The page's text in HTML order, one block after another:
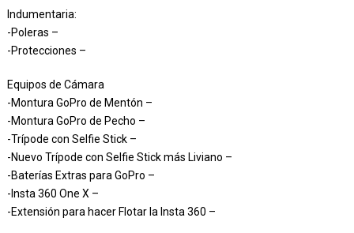
Indumentaria:
-Poleras –
-Protecciones –
Equipos de Cámara
-Montura GoPro de Mentón –
-Montura GoPro de Pecho –
-Trípode con Selfie Stick –
-Nuevo Trípode con Selfie Stick más Liviano –
-Baterías Extras para GoPro –
-Insta 360 One X –
-Extensión para hacer Flotar la Insta 360 –